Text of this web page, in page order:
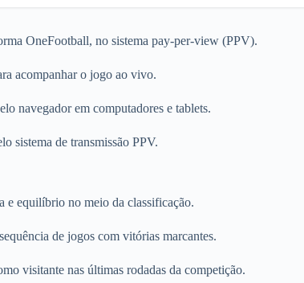
OneFootball, no sistema pay-per-view (PPV).
acompanhar o jogo ao vivo.
navegador em computadores e tablets.
sistema de transmissão PPV.
e equilíbrio no meio da classificação.
de jogos com vitórias marcantes.
visitante nas últimas rodadas da competição.